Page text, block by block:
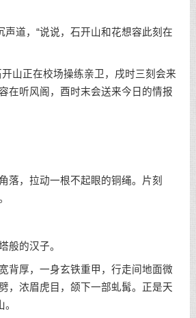
道，“说说，石开山和花想容此刻在
正在校场操练亲卫，戌时三刻会来
在听风阁，酉时末会送来今日的情报
，拉动一根不起眼的铜绳。片刻
的汉子。
厚，一身玄铁重甲，行走间地面微
，浓眉虎目，颌下一部虬髯。正是天